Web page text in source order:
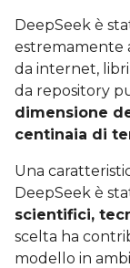
DeepSeek è
estremamente
da internet,
da repository
dimensione
centinaia di
Una
DeepSeek è
scientifici,
scelta ha
modello in